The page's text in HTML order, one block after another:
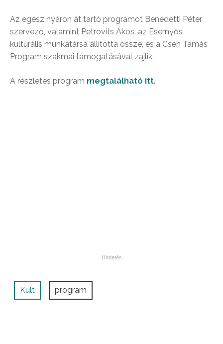
Az egész nyáron át tartó programot Benedetti Péter
szervező, valamint Petrovits Ákos, az Esernyős
kulturális munkatársa állította össze, és a Cseh Tamás
Program szakmai támogatásával zajlik.
A részletes program megtalálható itt.
Kult program